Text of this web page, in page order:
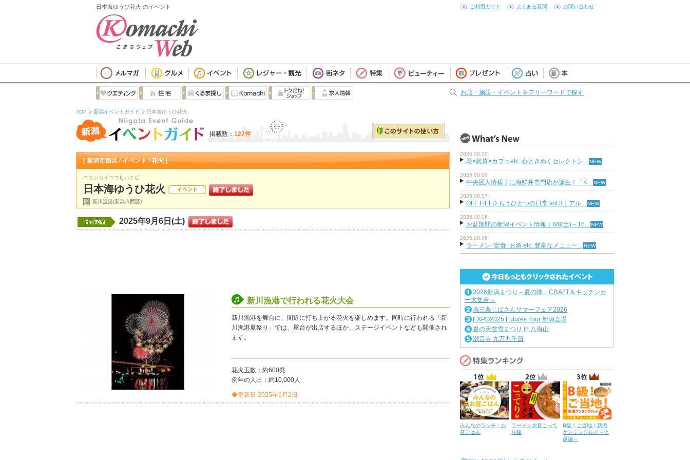
日本海ゆうひ花火 のイベント ご利用ガイド よくある質問 お問い合わせ
お店・施設・イベントをフリーワードで探す
TOP 新潟イベントガイド 日本海ゆうひ花火
掲載数： 127件
[ 新潟市西区 / イベント / 花火 ]
ニホンカイユウヒハナビ
日本海ゆうひ花火
新川漁港(新潟市西区)
2025年9月6日(土)
新川漁港で行われる花火大会
新川漁港を舞台に、間近に打ち上がる花火を楽しめます。同時に行われる「新
川漁港夏祭り」では、屋台が出店するほか、ステージイベントなども開催され
ます。
花火玉数：約600発
例年の人出：約10,000人
◆更新日 2025年9月2日
2026.08.09
花×雑貨×カフェetc. 心ときめくセレクトシ...
2026.08.08
中央区人情横丁に海鮮丼専門店が誕生！「K...
2026.08.07
OFF FIELD もうひとつの日常 vol.3｜アル...
2026.08.06
お盆期間の新潟イベント情報｜8/8(土)～16...
2026.08.06
ラーメン･定食･お酒 etc. 豊富なメニュー...
2026新潟まつり～夏の陣・CRAFT＆キッチンカ
ー大集合～
燕三条じばさんサマーフェア2026
EXPO2025 Futures Tour 新潟会場
夏の天空雪まつり in 八海山
潮音寺 九万九千日
みんなのランチ・お
昼ごはん
ラーメン大賞こって
り編
B級！ご当地！新潟
ケンミングルメ～上
越編～